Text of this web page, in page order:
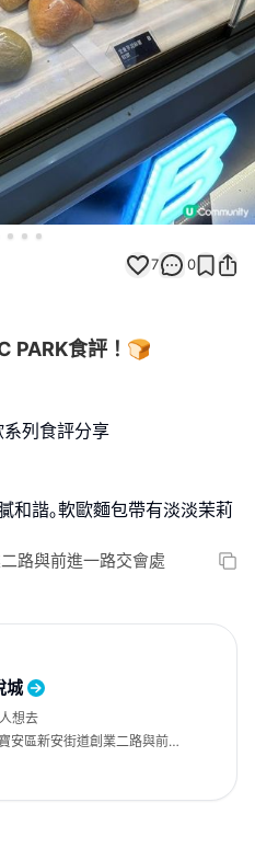
7 0
PARK食評！🍞
列食評分享
和諧｡軟歐麵包帶有淡淡茉莉
路與前進一路交會處
城
人想去
安區新安街道創業二路與前進